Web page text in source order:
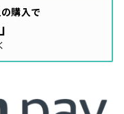
購入で